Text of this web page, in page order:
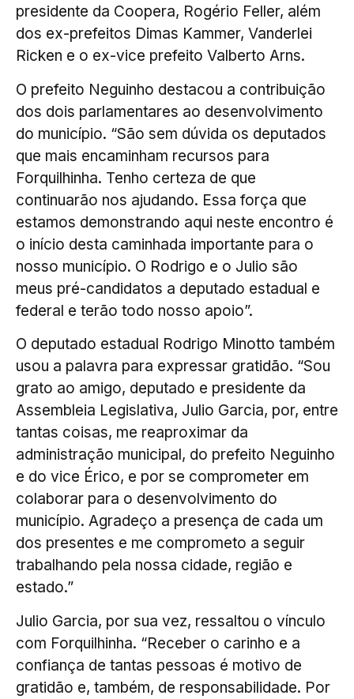
presidente da Coopera, Rogério Feller, além
dos ex-prefeitos Dimas Kammer, Vanderlei
Ricken e o ex-vice prefeito Valberto Arns.
O prefeito Neguinho destacou a contribuição
dos dois parlamentares ao desenvolvimento
do município. “São sem dúvida os deputados
que mais encaminham recursos para
Forquilhinha. Tenho certeza de que
continuarão nos ajudando. Essa força que
estamos demonstrando aqui neste encontro é
o início desta caminhada importante para o
nosso município. O Rodrigo e o Julio são
meus pré-candidatos a deputado estadual e
federal e terão todo nosso apoio”.
O deputado estadual Rodrigo Minotto também
usou a palavra para expressar gratidão. “Sou
grato ao amigo, deputado e presidente da
Assembleia Legislativa, Julio Garcia, por, entre
tantas coisas, me reaproximar da
administração municipal, do prefeito Neguinho
e do vice Érico, e por se comprometer em
colaborar para o desenvolvimento do
município. Agradeço a presença de cada um
dos presentes e me comprometo a seguir
trabalhando pela nossa cidade, região e
estado.”
Julio Garcia, por sua vez, ressaltou o vínculo
com Forquilhinha. “Receber o carinho e a
confiança de tantas pessoas é motivo de
gratidão e, também, de responsabilidade. Por